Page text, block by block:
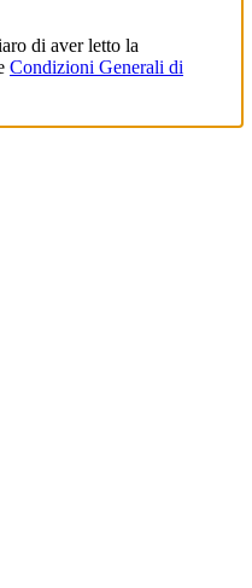
di aver letto la
Condizioni Generali di